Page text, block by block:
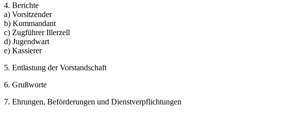
4. Berichte
a) Vorsitzender
b) Kommandant
c) Zugführer Illerzell
d) Jugendwart
e) Kassierer
5. Entlastung der Vorstandschaft
6. Grußworte
7. Ehrungen, Beförderungen und Dienstverpflichtungen